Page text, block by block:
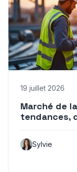
19 juillet 2026
Marché de
tendances,
Sylvie